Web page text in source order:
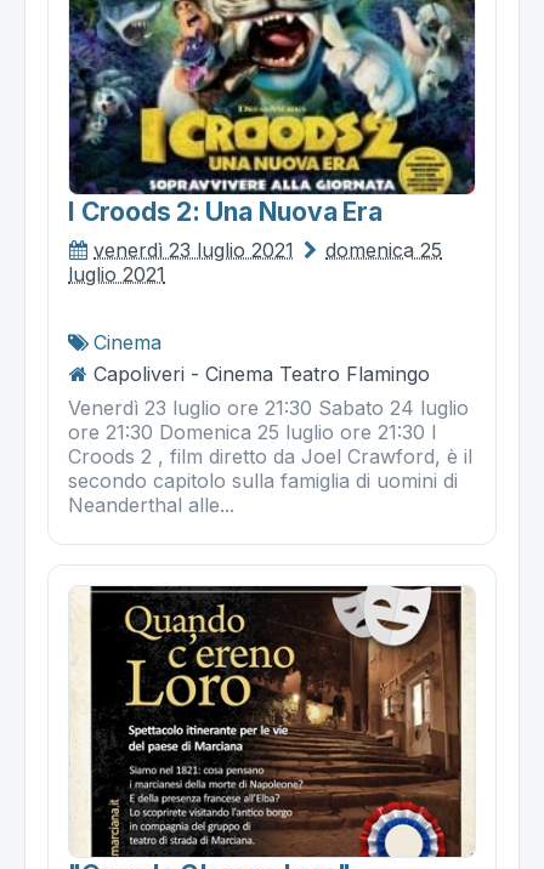
I Croods 2: Una Nuova Era
venerdì 23 luglio 2021
domenica 25
luglio 2021
Cinema
Capoliveri - Cinema Teatro Flamingo
Venerdì 23 luglio ore 21:30 Sabato 24 luglio
ore 21:30 Domenica 25 luglio ore 21:30 I
Croods 2 , film diretto da Joel Crawford, è il
secondo capitolo sulla famiglia di uomini di
Neanderthal alle...